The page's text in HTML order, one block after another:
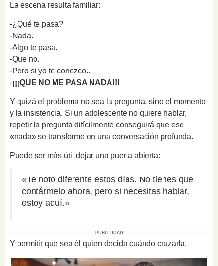
La escena resulta familiar:
-¿Qué te pasa?
-Nada.
-Algo te pasa.
-Que no.
-Pero si yo te conozco...
-¡¡¡QUE NO ME PASA NADA!!!
Y quizá el problema no sea la pregunta, sino el momento
y la insistencia. Si un adolescente no quiere hablar,
repetir la pregunta difícilmente conseguirá que ese
«nada» se transforme en una conversación profunda.
Puede ser más útil dejar una puerta abierta:
«Te noto diferente estos días. No tienes que
contármelo ahora, pero si necesitas hablar,
estoy aquí.»
PUBLICIDAD
Y permitir que sea él quien decida cuándo cruzarla.